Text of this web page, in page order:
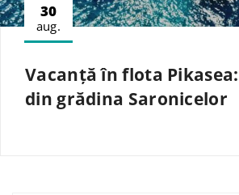
30
aug.
Vacanță în flota
din grădina Saronicelor